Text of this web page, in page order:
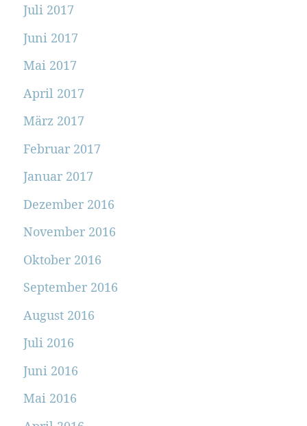
Juli 2017
Juni 2017
Mai 2017
April 2017
März 2017
Februar 2017
Januar 2017
Dezember 2016
November 2016
Oktober 2016
September 2016
August 2016
Juli 2016
Juni 2016
Mai 2016